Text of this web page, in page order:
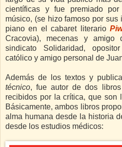
científicas y fue premiado por
músico, (se hizo famoso por sus
piano en el cabaret literario
Cracovia), mecenas y amigo
sindicato Solidaridad,
católico y amigo personal de
Además de los textos y
técnico, fue autor de dos
recibidos por la crítica, que son
Básicamente, ambos libros
alma humana desde la historia
desde los estudios médicos: